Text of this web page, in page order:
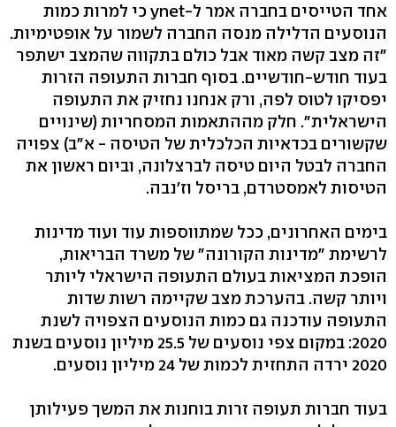
אחד הטייסים בחברה אמר ל-ynet כי למרות כמות
הנוסעים הדלילה מנסה החברה לשמור על אופטימיות.
"זה מצב קשה מאוד אבל כולם בתקווה שהמצב ישתפר
בעוד חודש-חודשיים. בסוף חברות התעופה הזרות
יפסיקו לטוס לפה, ורק אנחנו נחזיק את התעופה
הישראלית". חלק מההתאמות המסחריות (שינויים
שקשורים בכדאיות הכלכלית של הטיסה - א"ב) צפויה
החברה לבטל היום טיסה לברצלונה, וביום ראשון את
הטיסות לאמסטרדם, בריסל וז'נבה.
בימים האחרונים, ככל שמתווספות עוד ועוד מדינות
לרשימת "מדינות הקורונה" של משרד הבריאות,
הופכת המציאות בעולם התעופה הישראלי ליותר
ויותר קשה. בהערכת מצב שקיימה רשות שדות
התעופה עודכנה גם כמות הנוסעים הצפויה לשנת
2020: במקום צפי נוסעים של 25.5 מיליון נוסעים בשנת
2020 ירדה התחזית לכמות של 24 מיליון נוסעים.
בעוד חברות תעופה זרות בוחנות את המשך פעילותן